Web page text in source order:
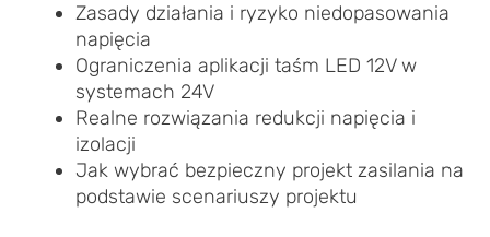
Zasady działania i ryzyko niedopasowania
napięcia
Ograniczenia aplikacji taśm LED 12V w
systemach 24V
Realne rozwiązania redukcji napięcia i
izolacji
Jak wybrać bezpieczny projekt zasilania na
podstawie scenariuszy projektu